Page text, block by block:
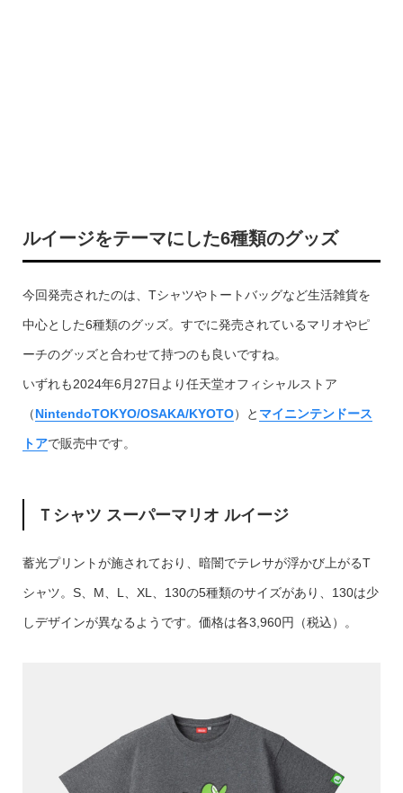
ルイージをテーマにした6種類のグッズ
今回発売されたのは、Tシャツやトートバッグなど生活雑貨を
中心とした6種類のグッズ。すでに発売されているマリオやピ
ーチのグッズと合わせて持つのも良いですね。
いずれも2024年6月27日より任天堂オフィシャルストア
（NintendoTOKYO/OSAKA/KYOTO）と マイニンテンドース
トアで販売中です。
Ｔシャツ スーパーマリオ ルイージ
蓄光プリントが施されており、暗闇でテレサが浮かび上がるT
シャツ。S、M、L、XL、130の5種類のサイズがあり、130は少
しデザインが異なるようです。価格は各3,960円（税込）。